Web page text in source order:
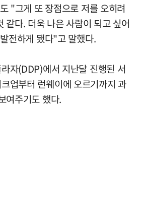
"그게 또 장점으로 저를 오히려
같다. 더욱 나은 사람이 되고 싶어
전하게 됐다"고 말했다.
자(DDP)에서 지난달 진행된 서
업부터 런웨이에 오르기까지 과
여주기도 했다.